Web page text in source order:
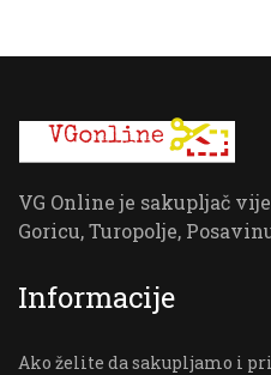
VG Online je sakupljač
Goricu, Turopolje,
Informacije
Ako želite da sakupljamo i